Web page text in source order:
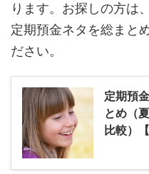
ります。お探しの方は
定期預金ネタを総まと
ださい。
定期預
とめ（
比較）